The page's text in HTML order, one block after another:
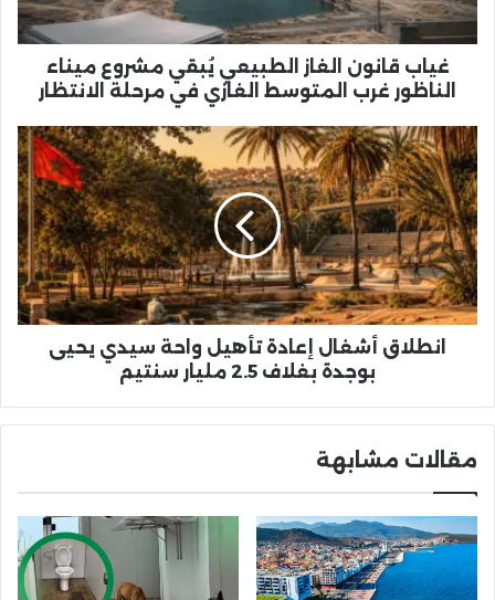
الناظور
غرب
المتوسط
الغازي
مرحلة
الانتظار
غياب قانون الغاز الطبيعي يُبقي مشروع ميناء
الناظور غرب المتوسط الغازي في مرحلة الانتظار
انطلاق
أشغال
إعادة
تأهيل
واحة
سيدي
يحيى
بوجدة
بغلاف
انطلاق أشغال إعادة تأهيل واحة سيدي يحيى
بوجدة بغلاف 2.5 مليار سنتيم
مقالات مشابهة